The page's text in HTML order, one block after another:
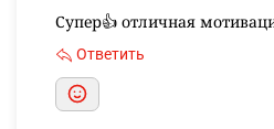
Супер👍 отличная
Ответить